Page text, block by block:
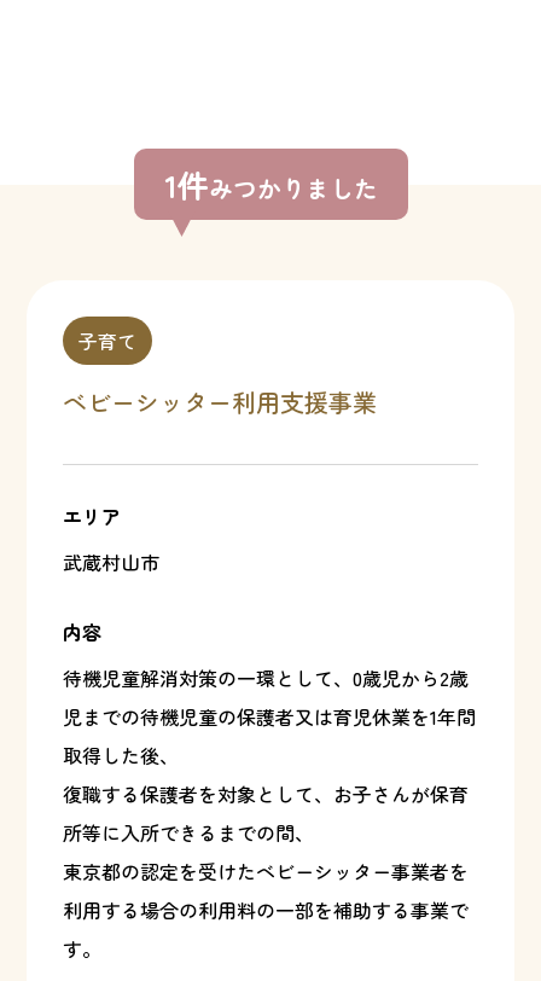
1件みつかりました
子育て
ベビーシッター利用支援事業
エリア
武蔵村山市
内容
待機児童解消対策の一環として、0歳児から2歳
児までの待機児童の保護者又は育児休業を1年間
取得した後、
復職する保護者を対象として、お子さんが保育
所等に入所できるまでの間、
東京都の認定を受けたベビーシッター事業者を
利用する場合の利用料の一部を補助する事業で
す。